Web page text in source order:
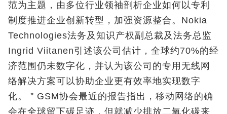
范为主题，由多位行业领袖剖析企业如何以专利
制度推进企业创新转型，加强资源整合。Nokia
Technologies法务及知识产权副总裁及法务总监
Ingrid Viitanen引述该公司估计，全球约70%的经
济范围仍未数字化，并认为该公司的专用无线网
络解决方案可以协助企业更有效率地实现数字
化。＂GSM协会最近的报告指出，移动网络的确
会在全球留下碳足迹，但就减少排放二氧化碳来